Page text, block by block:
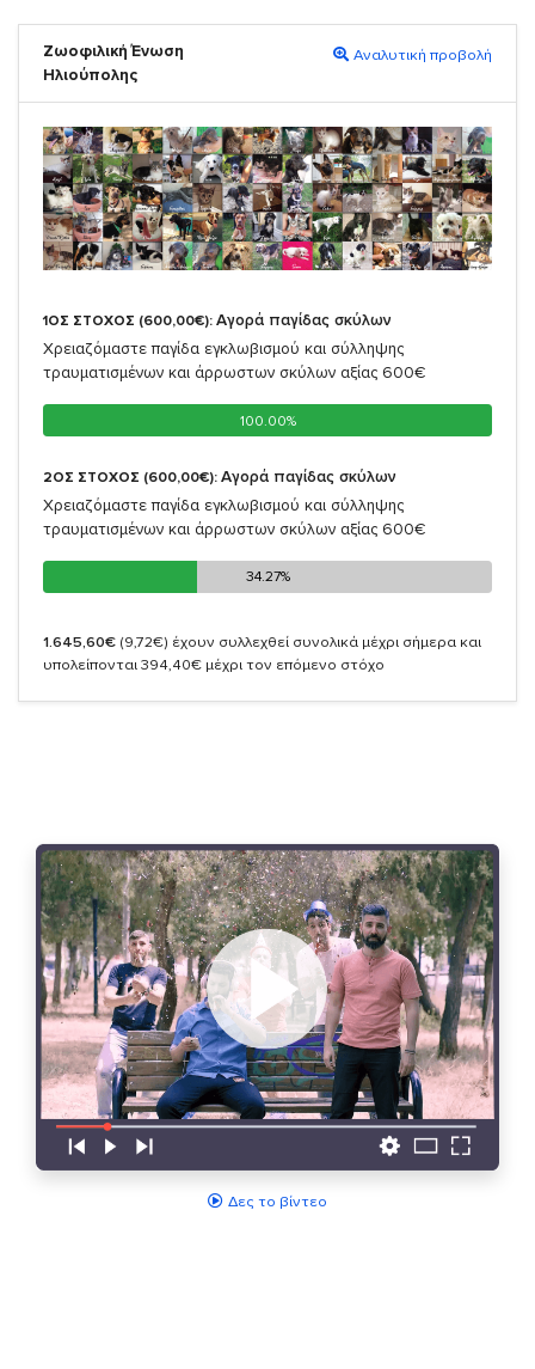
Ζωοφιλική Ένωση
Ηλιούπολης
Αναλυτική προβολή
1ΟΣ ΣΤΟΧΟΣ (600,00€): Αγορά παγίδας σκύλων
Χρειαζόμαστε παγίδα εγκλωβισμού και σύλληψης
τραυματισμένων και άρρωστων σκύλων αξίας 600€
100.00%
100.00%
2ΟΣ ΣΤΟΧΟΣ (600,00€): Αγορά παγίδας σκύλων
Χρειαζόμαστε παγίδα εγκλωβισμού και σύλληψης
τραυματισμένων και άρρωστων σκύλων αξίας 600€
34.27%
34.27%
1.645,60€ (9,72€) έχουν συλλεχθεί συνολικά μέχρι σήμερα και
υπολείπονται 394,40€ μέχρι τον επόμενο στόχο
Δες το βίντεο